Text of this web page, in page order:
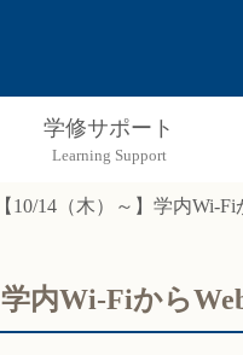
学修サポート
10/14（木）～】学内Wi-
学内Wi-Fiから